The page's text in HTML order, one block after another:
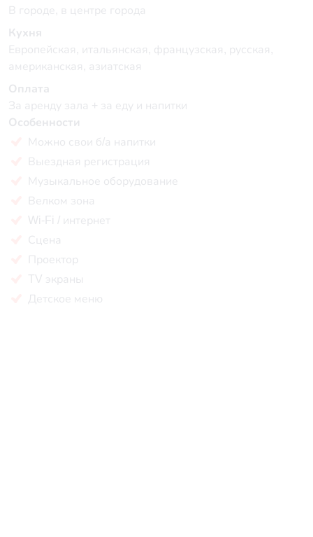
В городе, в центре города
Кухня
Европейская, итальянская, французская, русская,
американская, азиатская
Оплата
За аренду зала + за еду и напитки
Особенности
Можно свои б/а напитки
Выездная регистрация
Музыкальное оборудование
Велком зона
Wi-Fi / интернет
Сцена
Проектор
TV экраны
Детское меню